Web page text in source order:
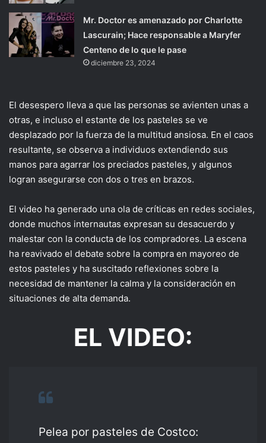
Mr. Doctor es amenazado por Charlotte
Lascurain; Hace responsable a Maryfer
Centeno de lo que le pase
diciembre 23, 2024
El desespero lleva a que las personas se avienten unas a
otras, e incluso el estante de los pasteles se ve
desplazado por la fuerza de la multitud ansiosa. En el caos
resultante, se observa a individuos extendiendo sus
manos para agarrar los preciados pasteles, y algunos
logran asegurarse con dos o tres en brazos.
El video ha generado una ola de críticas en redes sociales,
donde muchos internautas expresan su desacuerdo y
malestar con la conducta de los compradores. La escena
ha reavivado el debate sobre la compra en mayoreo de
estos pasteles y ha suscitado reflexiones sobre la
necesidad de mantener la calma y la consideración en
situaciones de alta demanda.
EL VIDEO:
Pelea por pasteles de Costco: